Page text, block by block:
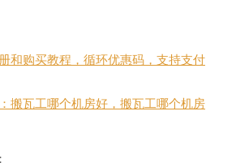
和购买教程，循环优惠码，支持支付
搬瓦工哪个机房好，搬瓦工哪个机房